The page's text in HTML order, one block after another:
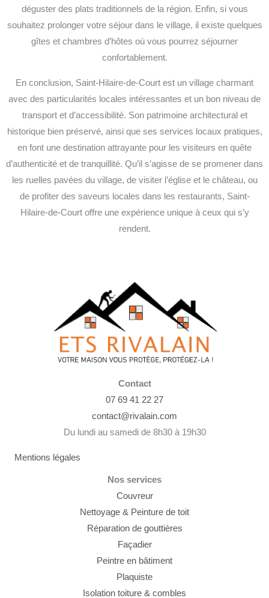
déguster des plats traditionnels de la région. Enfin, si vous
souhaitez prolonger votre séjour dans le village, il existe quelques
gîtes et chambres d’hôtes où vous pourrez séjourner
confortablement.
En conclusion, Saint-Hilaire-de-Court est un village charmant
avec des particularités locales intéressantes et un bon niveau de
transport et d’accessibilité. Son patrimoine architectural et
historique bien préservé, ainsi que ses services locaux pratiques,
en font une destination attrayante pour les visiteurs en quête
d’authenticité et de tranquillité. Qu’il s’agisse de se promener dans
les ruelles pavées du village, de visiter l’église et le château, ou
de profiter des saveurs locales dans les restaurants, Saint-
Hilaire-de-Court offre une expérience unique à ceux qui s’y
rendent.
Contact
07 69 41 22 27
contact@rivalain.com
Du lundi au samedi de 8h30 à 19h30
Mentions légales
Nos services
Couvreur
Nettoyage & Peinture de toit
Réparation de gouttières
Façadier
Peintre en bâtiment
Plaquiste
Isolation toiture & combles